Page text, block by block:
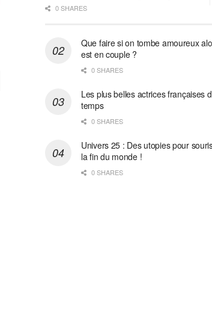
0 SHARES
Que faire si on tombe amoureux
est en couple ?
0 SHARES
Les plus belles actrices françaises
temps
0 SHARES
Univers 25 : Des utopies pour
la fin du monde !
0 SHARES